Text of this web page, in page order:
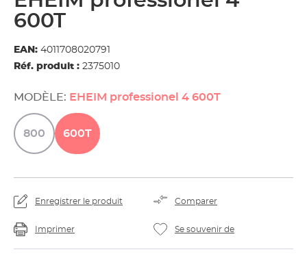
600T
EAN: 4011708020791
Réf. produit : 2375010
MODÈLE: EHEIM professionel 4 600T
800 600T
Enregistrer le produit Comparer
Imprimer Se souvenir de